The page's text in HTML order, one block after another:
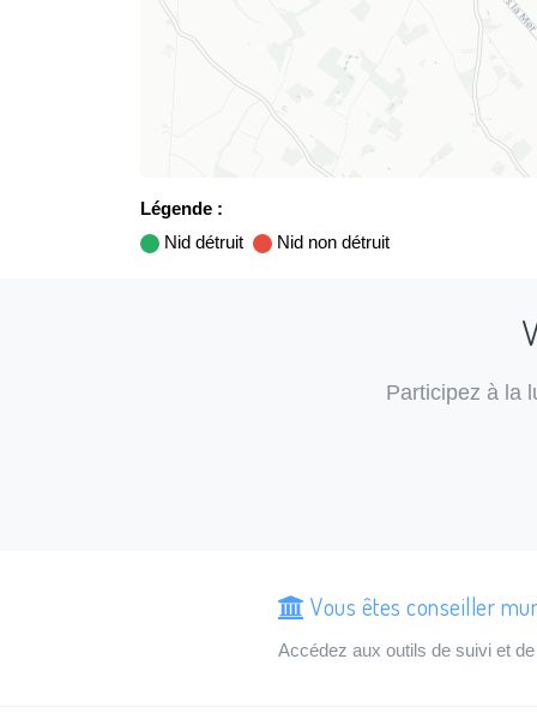
Légende :
Nid détruit
Nid non détruit
Participez à la
Vous êtes conseiller
Accédez aux outils de suivi et